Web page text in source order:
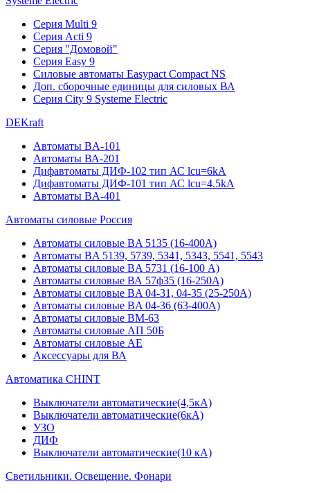
Серия Multi 9
Серия Acti 9
Серия "Домовой"
Серия Easy 9
Силовые автоматы Easypact Compact NS
Доп. сборочные единицы для силовых ВА
Серия City 9 Systeme Electric
DEKraft
Автоматы BA-101
Автоматы ВА-201
Дифавтоматы ДИФ-102 тип АС lcu=6kA
Дифавтоматы ДИФ-101 тип АС lcu=4.5kA
Автоматы BA-401
Автоматы силовые Россия
Автоматы силовые BA 5135 (16-400А)
Автоматы BA 5139, 5739, 5341, 5343, 5541, 5543
Автоматы силовые BA 5731 (16-100 А)
Автоматы силовые ВА 57ф35 (16-250А)
Автоматы силовые BA 04-31, 04-35 (25-250А)
Автоматы силовые BA 04-36 (63-400А)
Автоматы силовые ВМ-63
Автоматы силовые АП 50Б
Автоматы силовые АЕ
Аксессуары для ВА
Автоматика CHINT
Выключатели автоматические(4,5кА)
Выключатели автоматические(6кА)
УЗО
ДИФ
Выключатели автоматические(10 кА)
Светильники. Освещение. Фонари